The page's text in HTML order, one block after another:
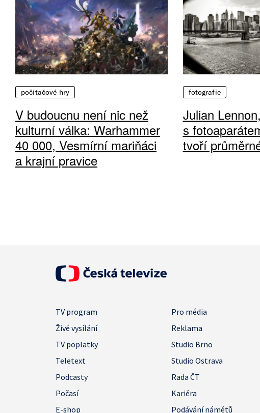
počítačové hry
V budoucnu není nic než
kulturní válka: Warhammer
40 000, Vesmírní mariňáci
a krajní pravice
fotografie
Julian
s
tvoří
TV program
Pro média
Živé vysílání
Reklama
TV poplatky
Studio Brno
Teletext
Studio Ostrava
Podcasty
Rada ČT
Počasí
Kariéra
E-shop
Podávání námětů